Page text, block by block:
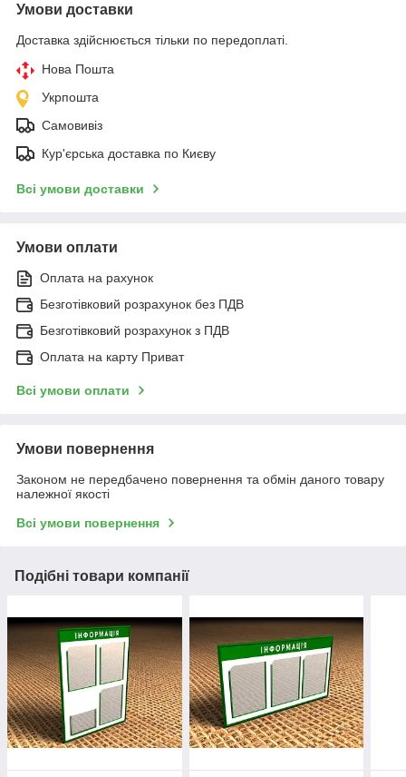
Умови доставки
Доставка здійснюється тільки по передоплаті.
Нова Пошта
Укрпошта
Самовивіз
Кур'єрська доставка по Києву
Всі умови доставки
Умови оплати
Оплата на рахунок
Безготівковий розрахунок без ПДВ
Безготівковий розрахунок з ПДВ
Оплата на карту Приват
Всі умови оплати
Умови повернення
Законом не передбачено повернення та обмін даного товару
належної якості
Всі умови повернення
Подібні товари компанії